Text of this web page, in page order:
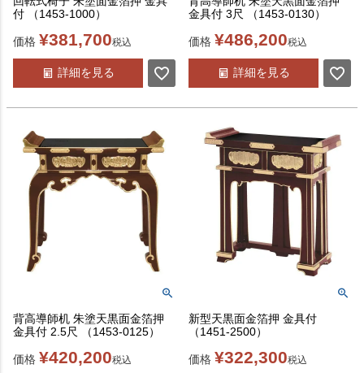
付 （1453-1000）
価格 ¥381,700税込
詳細を見る
金具付 3尺 （1453-0130）
価格 ¥486,200税込
詳細を見る
背高導師机 朱塗天黒面金箔押
金具付 2.5尺 （1453-0125）
価格 ¥420,200税込
新型天黒面金箔押 金具付
（1451-2500）
価格 ¥322,300税込